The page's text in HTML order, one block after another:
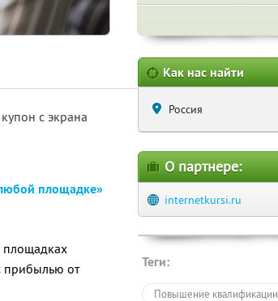
с экрана
площадке»
площадках
прибылью от
Как нас найти
Россия
О партнере:
internetkursi.ru
Теги:
Повышение квалификации